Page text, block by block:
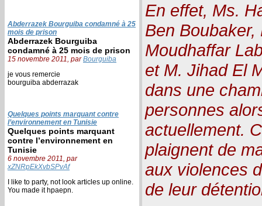
Abderrazek Bourguiba condamné à 25
mois de prison
Abderrazek Bourguiba
condamné à 25 mois de prison
15 novembre 2011, parBourguiba
je vous remercie
bourguiba abderrazak
Quelques points marquant contre
l’environnement en Tunisie
Quelques points marquant
contre l’environnement en
Tunisie
6 novembre 2011, par
xZNRpEkXvbSPvAf
I like to party, not look articles up online.
You made it hpaepn.
En effet, Ms.
Ben
Moudhaffar
et M. Jihad El
dans une
personnes
actuellement.
plaignent de
aux violences
de leur